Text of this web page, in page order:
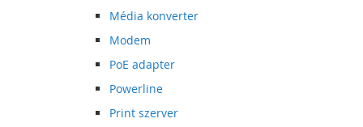
Média konverter
Modem
PoE adapter
Powerline
Print szerver